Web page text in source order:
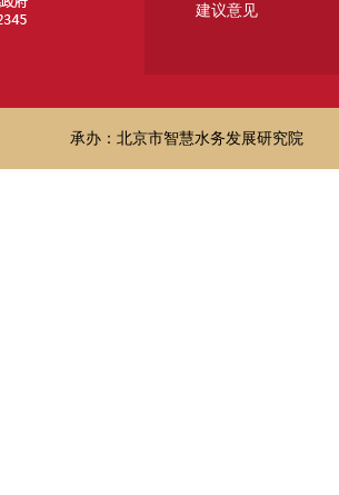
建议意见
承办：北京市智慧水务发展研究院